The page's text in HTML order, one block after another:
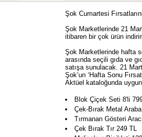
Şok Cumartesi
Şok Marketlerinde 21
itibaren bir çok ürün
Şok Marketlerinde hafta
arasında seçili gıda ve
satışa sunulacak. 21
Şok’un ‘Hafta Sonu
Aktüel kataloğunda
Blok Çiçek Seti 8'li
Çek-Bırak Metal
Tırmanan Gösteri
Çek Bırak Tır 249 TL